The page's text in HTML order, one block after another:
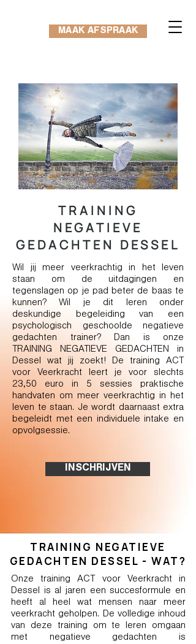
MAAK AFSPRAAK
TRAINING
NEGATIEVE
GEDACHTEN DESSEL
Wil jij meer veerkrachtig in het leven
staan om de uitdagingen en
tegenslagen op je pad beter de baas te
kunnen? Wil je dit leren onder
deskundige begeleiding van een
psychologisch geschoolde negatieve
gedachten trainer? Dan is onze
TRAINING NEGATIEVE GEDACHTEN in
Dessel wat jij zoekt! De training ACT
voor Veerkracht leert je voor slechts
23,50 euro in 5 sessies praktische
handvaten om meer veerkrachtig in het
leven te staan. Je wordt daarnaast extra
begeleidt met een individuele intake en
opvolgsessie.
INSCHRIJVEN
TRAINING NEGATIEVE
GEDACHTEN DESSEL - WAT?
Onze training ACT voor Veerkracht in
Dessel is al jaren een succesformule en
heeft al heel wat mensen naar meer
veerkracht geholpen. De volledige inhoud
van deze training om te leren omgaan
met negatieve gedachten is